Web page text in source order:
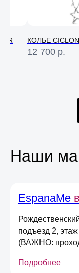
КОЛЬЕ
12 700 р.
Наши
EspanaMe
подъезд 2,
(ВАЖНО:
Подробнее
на первый
*не действует при
информационных
Я согласен на
данных в
по телефону и мы
вас по любому